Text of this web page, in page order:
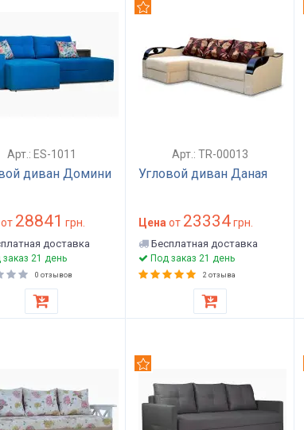
Арт.: ES-1011
диван Домини
от 28841 грн.
доставка
заказ 21 день
0 отзывов
Арт.: TR-00013
Угловой диван Даная
Цена от 23334грн.
Бесплатная доставка
Под заказ 21 день
2 отзыва